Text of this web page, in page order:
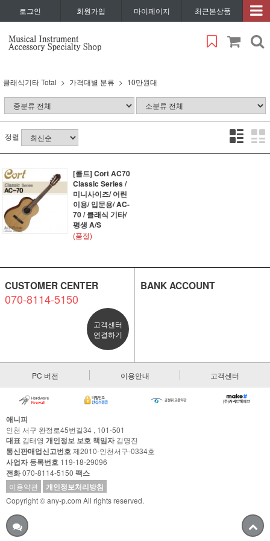
로그인 회원가입 마이페이지 최근본상품
클래식기타 Total 가격대별 분류 10만원대
정렬
[콜트] Cort AC70
Classic Series /
미니사이즈/ 어린
이용/ 입문용/ AC-
70 / 클래식 기타/
평생 A/S
(품절)
CUSTOMER CENTER
070-8114-5150
고객센터
연결하기
BANK ACCOUNT
PC 버전 이용안내 고객센터
애니피
인천 서구 완정로45번길34 , 101-501
대표 김태영 개인정보 보호 책임자김명진
통신판매업신고번호제2010-인천서구-0334호
사업자 등록번호 119-18-29096
전화070-8114-5150 팩스
이용약관 개인정보처리방침
Copyright © any-p.com All rights reserved.